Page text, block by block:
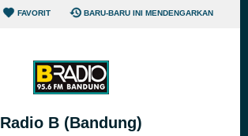
FAVORIT BARU-BARU INI MENDENGARKAN
Radio B (Bandung)